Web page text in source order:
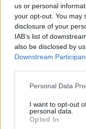
us or personal
your opt-out. You may
disclosure of your
IAB’s list of
also be disclosed by
Downstream
Please note that this
not limited to your visit
grant or deny consent
use your data for
Personal Data
I want to opt-out
personal data.
Opted In
AUTORE